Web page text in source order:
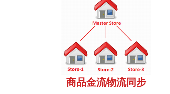
商品金流物流同步